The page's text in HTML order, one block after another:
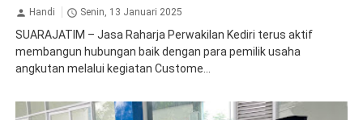
Handi Senin, 13 Januari 2025
SUARAJATIM – Jasa Raharja Perwakilan Kediri terus aktif
membangun hubungan baik dengan para pemilik usaha
angkutan melalui kegiatan Custome...